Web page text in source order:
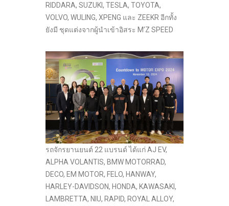
RIDDARA, SUZUKI, TESLA, TOYOTA,
VOLVO, WULING, XPENG และ ZEEKR อีกทั้ง
ยังมี ชุดแต่งจากผู้นำเข้าอิสระ M’Z SPEED
รถจักรยานยนต์ 22 แบรนด์ ได้แก่ AJ EV,
ALPHA VOLANTIS, BMW MOTORRAD,
DECO, EM MOTOR, FELO, HANWAY,
HARLEY-DAVIDSON, HONDA, KAWASAKI,
LAMBRETTA, NIU, RAPID, ROYAL ALLOY,